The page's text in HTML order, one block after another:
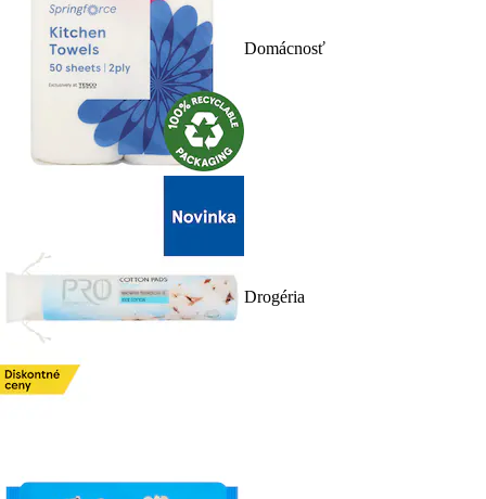
Domácnosť
Drogéria